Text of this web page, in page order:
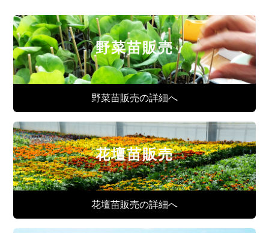
野菜苗販売
野菜苗販売の詳細へ
花壇苗販売
花壇苗販売の詳細へ